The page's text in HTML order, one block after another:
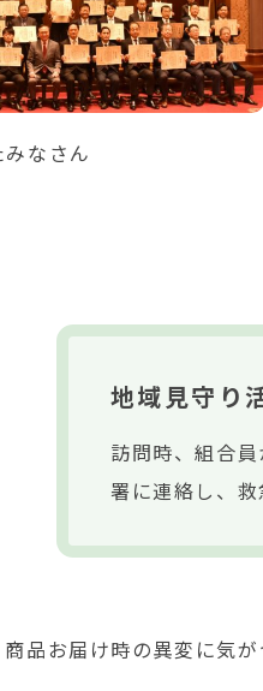
なさん
地域見守り
訪問時、組合
署に連絡し、救
品お届け時の異変に気